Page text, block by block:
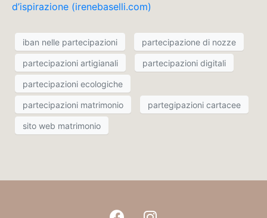
d’ispirazione (irenebaselli.com)
iban nelle partecipazioni partecipazione di nozze
partecipazioni artigianali partecipazioni digitali
partecipazioni ecologiche
partecipazioni matrimonio partegipazioni cartacee
sito web matrimonio